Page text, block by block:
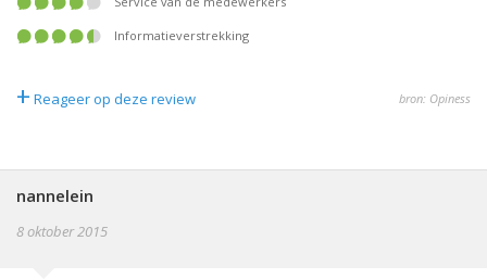
informatieverstrekking
+ Reageer op deze review bron: Opiness
nannelein
8 oktober 2015